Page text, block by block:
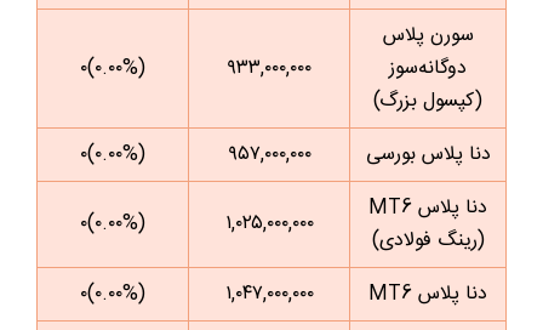
سورن پلاس
دوگانه‌سوز
(کپسول بزرگ)
۹۳۳,۰۰۰,۰۰۰ (۰.۰۰%)۰
دنا پلاس بورسی ۹۵۷,۰۰۰,۰۰۰
(۰.۰۰%)۰
دنا پلاس MT6
(رینگ فولادی)
۱,۰۲۵,۰۰۰,۰۰۰ (۰.۰۰%)۰
دنا پلاس MT6 ۱,۰۴۷,۰۰۰,۰۰۰
(۰.۰۰%)۰